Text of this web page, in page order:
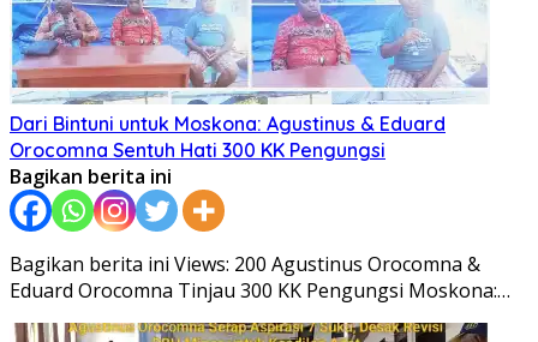
Dari Bintuni untuk Moskona: Agustinus & Eduard
Orocomna Sentuh Hati 300 KK Pengungsi
Bagikan berita ini
Bagikan berita ini Views: 200 Agustinus Orocomna &
Eduard Orocomna Tinjau 300 KK Pengungsi Moskona:…